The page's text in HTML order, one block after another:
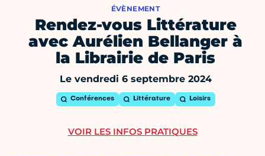
ÉVÈNEMENT
Rendez-vous Littérature
avec Aurélien Bellanger à
la Librairie de Paris
Le vendredi 6 septembre 2024
Conférences Littérature Loisirs
VOIR LES INFOS PRATIQUES